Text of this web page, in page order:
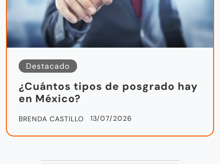
Destacado
¿Cuántos tipos de posgrado hay
en México?
BRENDA CASTILLO 13/07/2026